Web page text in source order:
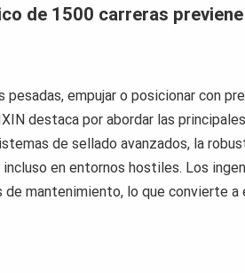
de 1500 carreras
pesadas, empujar o posicionar con
destaca por abordar las
de sellado avanzados, la
en entornos hostiles. Los
mantenimiento, lo que convierte a